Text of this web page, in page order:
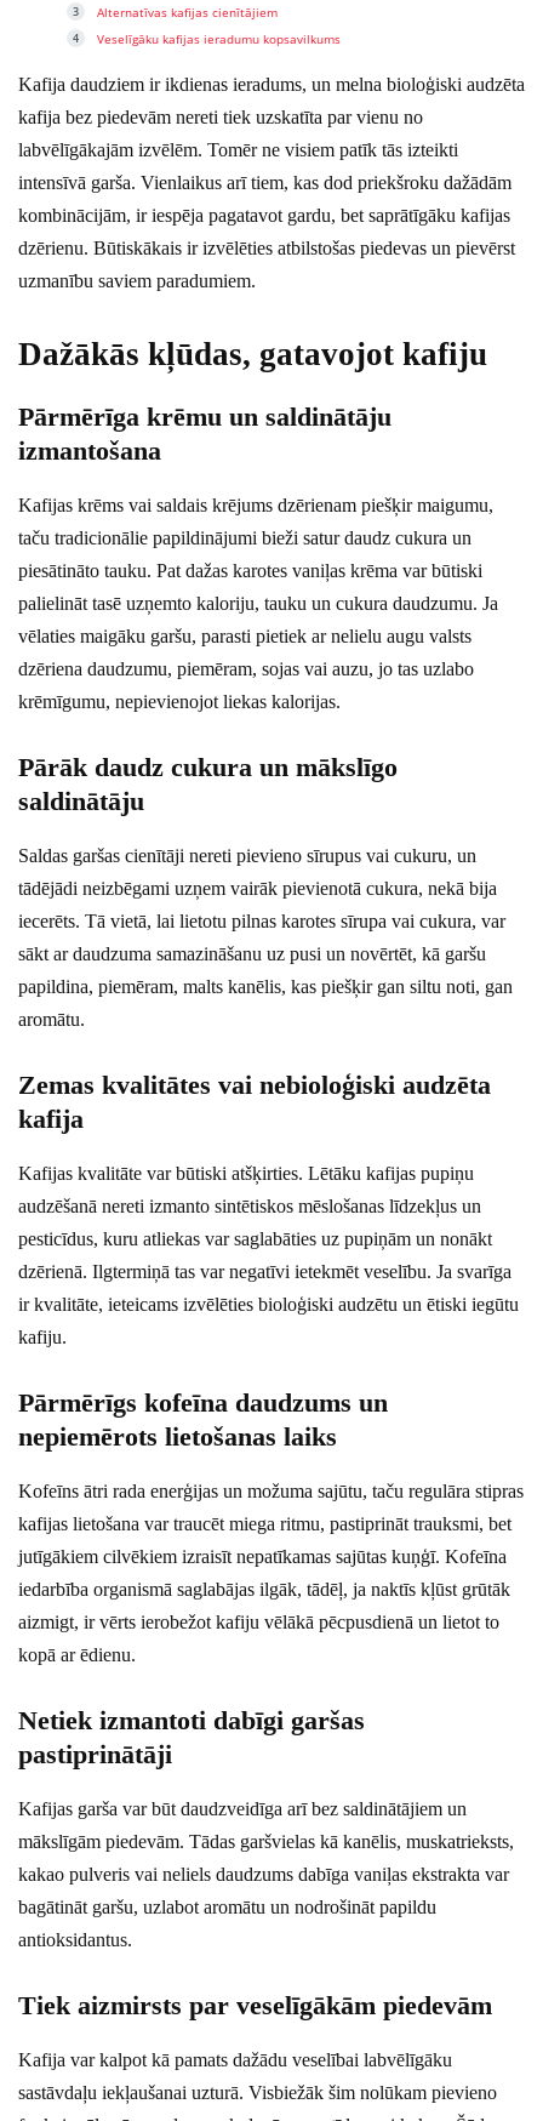
Alternatīvas kafijas cienītājiem
Veselīgāku kafijas ieradumu kopsavilkums
Kafija daudziem ir ikdienas ieradums, un melna bioloģiski audzēta
kafija bez piedevām nereti tiek uzskatīta par vienu no
labvēlīgākajām izvēlēm. Tomēr ne visiem patīk tās izteikti
intensīvā garša. Vienlaikus arī tiem, kas dod priekšroku dažādām
kombinācijām, ir iespēja pagatavot gardu, bet saprātīgāku kafijas
dzērienu. Būtiskākais ir izvēlēties atbilstošas piedevas un pievērst
uzmanību saviem paradumiem.
Dažākās kļūdas, gatavojot kafiju
Pārmērīga krēmu un saldinātāju
izmantošana
Kafijas krēms vai saldais krējums dzērienam piešķir maigumu,
taču tradicionālie papildinājumi bieži satur daudz cukura un
piesātināto tauku. Pat dažas karotes vaniļas krēma var būtiski
palielināt tasē uzņemto kaloriju, tauku un cukura daudzumu. Ja
vēlaties maigāku garšu, parasti pietiek ar nelielu augu valsts
dzēriena daudzumu, piemēram, sojas vai auzu, jo tas uzlabo
krēmīgumu, nepievienojot liekas kalorijas.
Pārāk daudz cukura un mākslīgo
saldinātāju
Saldas garšas cienītāji nereti pievieno sīrupus vai cukuru, un
tādējādi neizbēgami uzņem vairāk pievienotā cukura, nekā bija
iecerēts. Tā vietā, lai lietotu pilnas karotes sīrupa vai cukura, var
sākt ar daudzuma samazināšanu uz pusi un novērtēt, kā garšu
papildina, piemēram, malts kanēlis, kas piešķir gan siltu noti, gan
aromātu.
Zemas kvalitātes vai nebioloģiski audzēta
kafija
Kafijas kvalitāte var būtiski atšķirties. Lētāku kafijas pupiņu
audzēšanā nereti izmanto sintētiskos mēslošanas līdzekļus un
pesticīdus, kuru atliekas var saglabāties uz pupiņām un nonākt
dzērienā. Ilgtermiņā tas var negatīvi ietekmēt veselību. Ja svarīga
ir kvalitāte, ieteicams izvēlēties bioloģiski audzētu un ētiski iegūtu
kafiju.
Pārmērīgs kofeīna daudzums un
nepiemērots lietošanas laiks
Kofeīns ātri rada enerģijas un možuma sajūtu, taču regulāra stipras
kafijas lietošana var traucēt miega ritmu, pastiprināt trauksmi, bet
jutīgākiem cilvēkiem izraisīt nepatīkamas sajūtas kuņģī. Kofeīna
iedarbība organismā saglabājas ilgāk, tādēļ, ja naktīs kļūst grūtāk
aizmigt, ir vērts ierobežot kafiju vēlākā pēcpusdienā un lietot to
kopā ar ēdienu.
Netiek izmantoti dabīgi garšas
pastiprinātāji
Kafijas garša var būt daudzveidīga arī bez saldinātājiem un
mākslīgām piedevām. Tādas garšvielas kā kanēlis, muskatrieksts,
kakao pulveris vai neliels daudzums dabīga vaniļas ekstrakta var
bagātināt garšu, uzlabot aromātu un nodrošināt papildu
antioksidantus.
Tiek aizmirsts par veselīgākām piedevām
Kafija var kalpot kā pamats dažādu veselībai labvēlīgāku
sastāvdaļu iekļaušanai uzturā. Visbiežāk šim nolūkam pievieno